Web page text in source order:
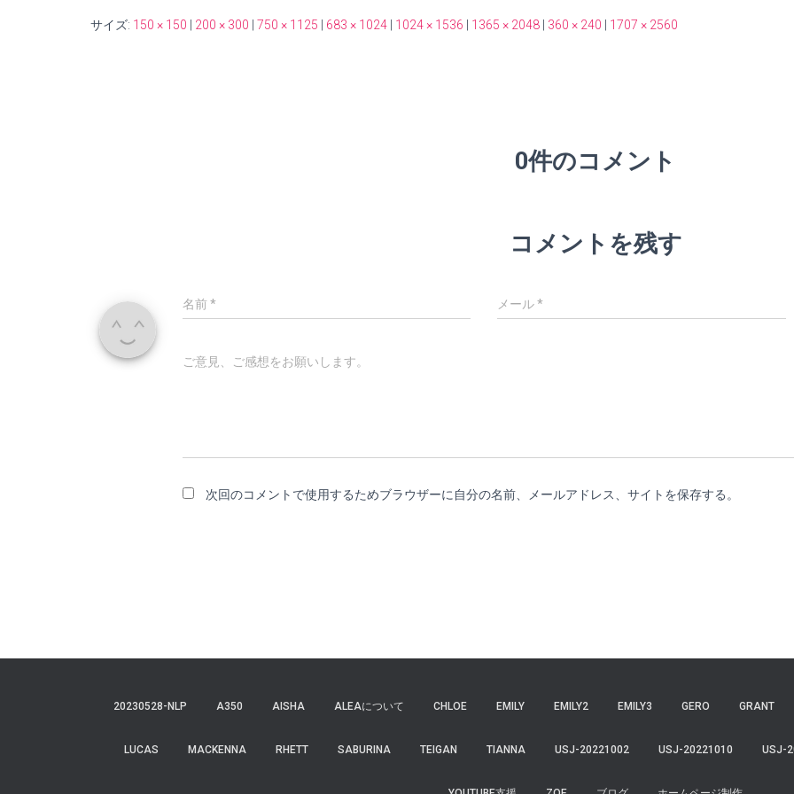
サイズ: 150 × 150 200 × 300 750 × 1125 683 × 1024 1024 × 1536 1365 × 2048 360 × 240 1707 × 2560
0件のコメント
コメントを残す
名前* メール*
ご意見、ご感想をお願いします。
次回のコメントで使用するためブラウザーに自分の名前、メールアドレス、サイトを保存する。
20230528-NLP A350 AISHA ALEAについて CHLOE EMILY EMILY2 EMILY3 GERO GRANT
LUCAS MACKENNA RHETT SABURINA TEIGAN TIANNA USJ-20221002 USJ-20221010 USJ-